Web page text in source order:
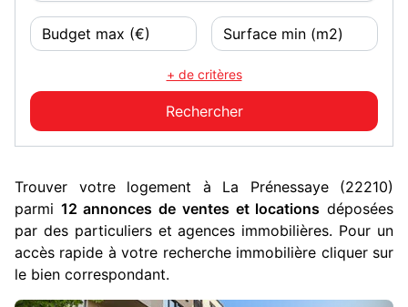
+ de critères
Trouver votre logement à La Prénessaye (22210)
parmi 12 annonces de ventes et locations déposées
par des particuliers et agences immobilières. Pour un
accès rapide à votre recherche immobilière cliquer sur
le bien correspondant.